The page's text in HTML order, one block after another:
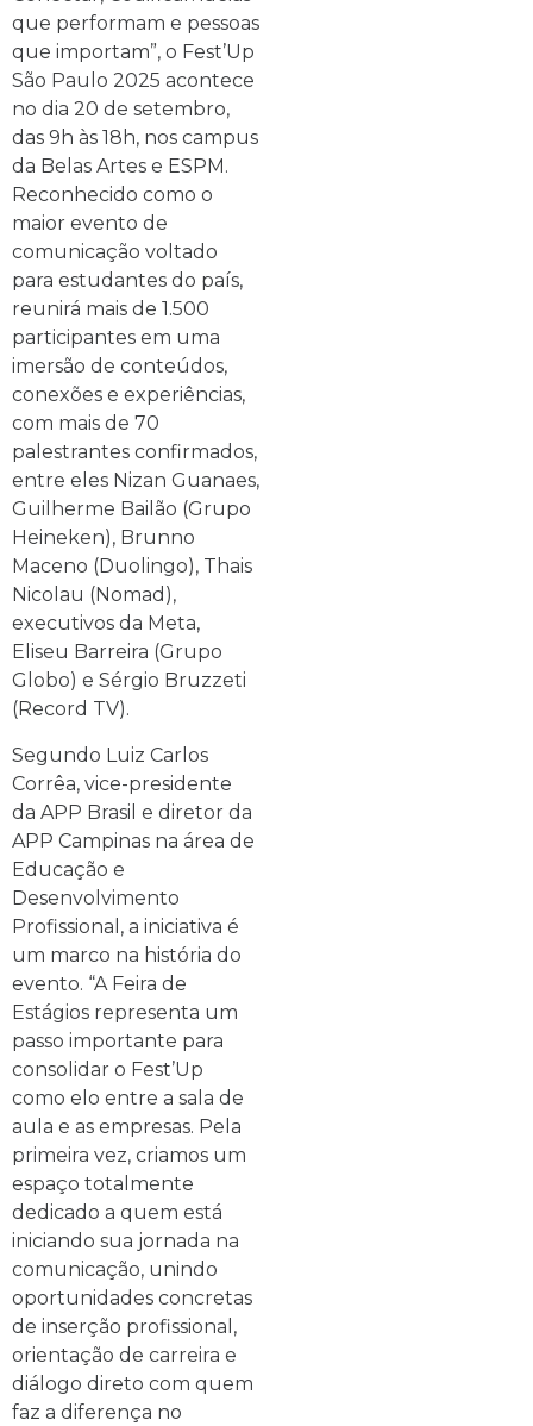
que performam e pessoas
que importam”, o Fest’Up
São Paulo 2025 acontece
no dia 20 de setembro,
das 9h às 18h, nos campus
da Belas Artes e ESPM.
Reconhecido como o
maior evento de
comunicação voltado
para estudantes do país,
reunirá mais de 1.500
participantes em uma
imersão de conteúdos,
conexões e experiências,
com mais de 70
palestrantes confirmados,
entre eles Nizan Guanaes,
Guilherme Bailão (Grupo
Heineken), Brunno
Maceno (Duolingo), Thais
Nicolau (Nomad),
executivos da Meta,
Eliseu Barreira (Grupo
Globo) e Sérgio Bruzzeti
(Record TV).
Segundo Luiz Carlos
Corrêa, vice-presidente
da APP Brasil e diretor da
APP Campinas na área de
Educação e
Desenvolvimento
Profissional, a iniciativa é
um marco na história do
evento. “A Feira de
Estágios representa um
passo importante para
consolidar o Fest’Up
como elo entre a sala de
aula e as empresas. Pela
primeira vez, criamos um
espaço totalmente
dedicado a quem está
iniciando sua jornada na
comunicação, unindo
oportunidades concretas
de inserção profissional,
orientação de carreira e
diálogo direto com quem
faz a diferença no